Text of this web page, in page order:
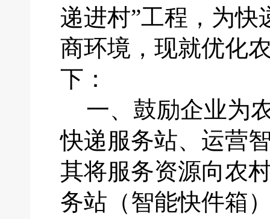
递进村”工程，为
商环境，现就优化
下：
一、 鼓励企业为
快递服务站、运营
其将服务资源向农
务站（智能快件箱